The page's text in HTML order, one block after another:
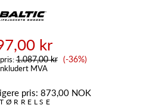
kr
1.087,00 kr Salgspris
(-36%)
Inkludert MVA
pris: 873,00 NOK